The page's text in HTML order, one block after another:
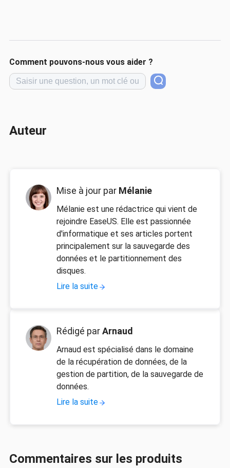
Comment pouvons-nous vous aider ?
Auteur
Mise à jour par Mélanie
Mélanie est une rédactrice qui vient de
rejoindre EaseUS. Elle est passionnée
d'informatique et ses articles portent
principalement sur la sauvegarde des
données et le partitionnement des
disques.
Lire la suite
Rédigé parArnaud
Arnaud est spécialisé dans le domaine
de la récupération de données, de la
gestion de partition, de la sauvegarde de
données.
Lire la suite
Commentaires sur les produits